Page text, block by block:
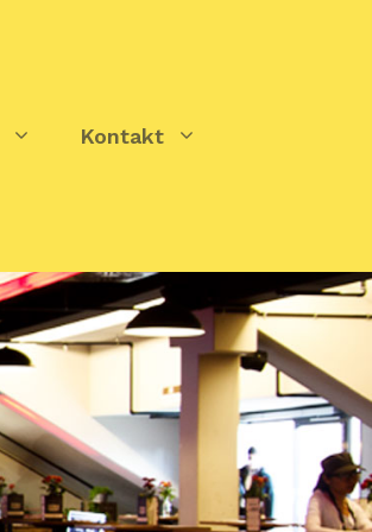
Kontakt